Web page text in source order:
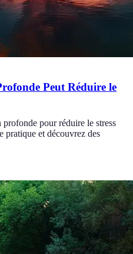
Peut Réduire le
pour réduire le stress
pratique et découvrez des